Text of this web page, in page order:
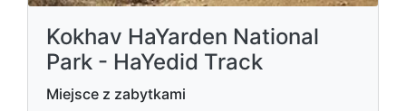
Kokhav HaYarden National
Park - HaYedid Track
Miejsce z zabytkami